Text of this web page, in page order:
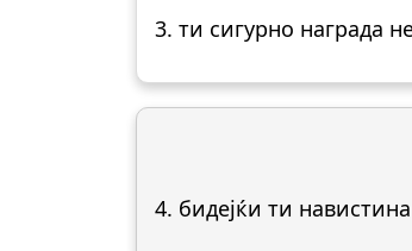
3. ти сигурно награда
4. бидејќи ти